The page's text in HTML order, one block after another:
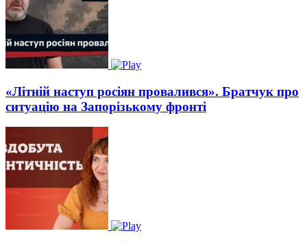
«Літній наступ росіян провалився». Братчук про
ситуацію на Запорізькому фронті